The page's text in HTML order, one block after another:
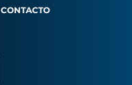
CONTACTO